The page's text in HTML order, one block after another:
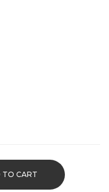
TO CART